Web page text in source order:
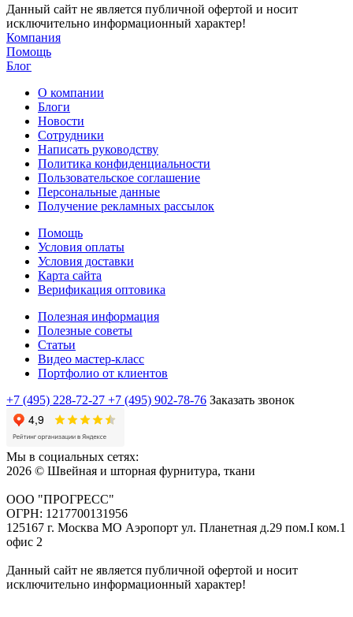
Данный сайт не является публичной офертой и носит
исключительно информационный характер!
Компания
Помощь
Блог
О компании
Блоги
Новости
Сотрудники
Написать руководству
Политика конфиденциальности
Пользовательское соглашение
Персональные данные
Получение рекламных рассылок
Помощь
Условия оплаты
Условия доставки
Карта сайта
Верификация оптовика
Полезная информация
Полезные советы
Статьи
Видео мастер-класс
Портфолио от клиентов
+7 (495) 228-72-27 +7 (495) 902-78-76 Заказать звонок
Мы в социальных сетях:
2026 © Швейная и шторная фурнитура, ткани
ООО "ПРОГРЕСС"
ОГРН: 1217700131956
125167 г. Москва МО Аэропорт ул. Планетная д.29 пом.I ком.1
офис 2
Данный сайт не является публичной офертой и носит
исключительно информационный характер!